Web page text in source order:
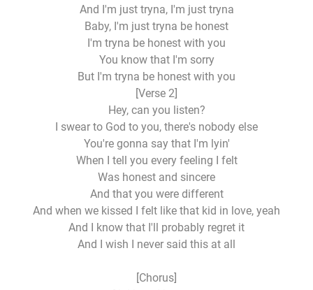
And I'm just tryna, I'm just tryna
Baby, I'm just tryna be honest
I'm tryna be honest with you
You know that I'm sorry
But I'm tryna be honest with you
[Verse 2]
Hey, can you listen?
I swear to God to you, there's nobody else
You're gonna say that I'm lyin'
When I tell you every feeling I felt
Was honest and sincere
And that you were different
And when we kissed I felt like that kid in love, yeah
And I know that I'll probably regret it
And I wish I never said this at all
[Chorus]